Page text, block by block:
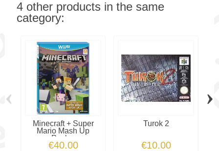
4 other products in the same
category:
Minecraft + Super
Mario Mash Up
Pack...
€40.00
Turok 2
€10.00
‹ ›